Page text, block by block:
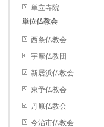
単立寺院
単位仏教会
西条仏教会
宇摩仏教団
新居浜仏教会
東予仏教会
丹原仏教会
今治市仏教会